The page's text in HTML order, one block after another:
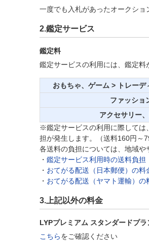
一度でも入札があったオークシ
2.鑑定サービス
鑑定料
鑑定サービスの利用には、鑑定
おもちゃ、ゲーム > トレーデ
ファッショ
アクセサリー
※鑑定サービスの利用に際しては
担が発生します。（送料160円～
各送料の負担については、地域や
・ 鑑定サービス利用時の送料負担
・ おてがる配送（日本郵便）の料
・ おてがる配送（ヤマト運輸）の
3.上記以外の料金
LYPプレミアム スタンダードプ
こちら をご確認ください